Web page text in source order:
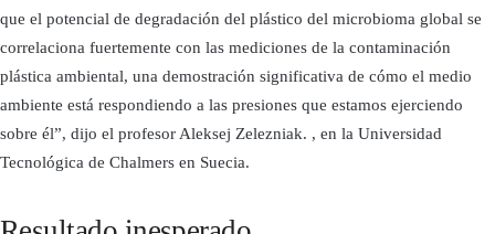
que el potencial de degradación del plástico del microbioma global se
correlaciona fuertemente con las mediciones de la contaminación
plástica ambiental, una demostración significativa de cómo el medio
ambiente está respondiendo a las presiones que estamos ejerciendo
sobre él”, dijo el profesor Aleksej Zelezniak. , en la Universidad
Tecnológica de Chalmers en Suecia.